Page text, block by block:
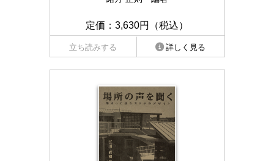
定価：3,630円（税込）
立ち読みする 詳しく見る